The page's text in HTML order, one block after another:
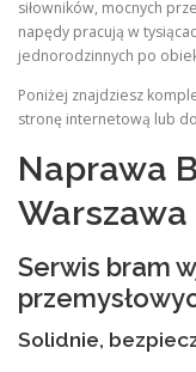
siłowników, mocnych
napędy pracują w
jednorodzinnych po
Poniżej znajdziesz
stronę internetową lub
Naprawa
Warszawa
Serwis bram
Solidnie,